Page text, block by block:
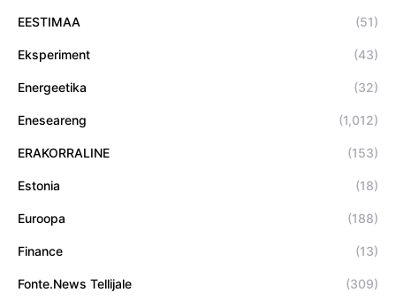
EESTIMAA (51)
Eksperiment (43)
Energeetika (32)
Eneseareng (1,012)
ERAKORRALINE (153)
Estonia (18)
Euroopa (188)
Finance (13)
Fonte.News Tellijale (309)